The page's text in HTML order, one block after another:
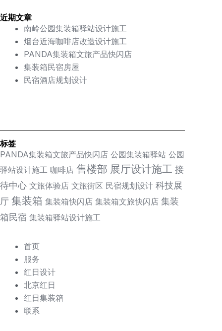
近期文章
南岭公园集装箱驿站设计施工
烟台近海咖啡店改造设计施工
PANDA集装箱文旅产品快闪店
集装箱民宿房屋
民宿酒店规划设计
标签
PANDA集装箱文旅产品快闪店 公园集装箱驿站 公园
驿站设计施工 咖啡店 售楼部 展厅设计施工 接
待中心 文旅体验店 文旅街区 民宿规划设计 科技展
厅 集装箱 集装箱快闪店 集装箱文旅快闪店 集装
箱民宿 集装箱驿站设计施工
首页
服务
红日设计
北京红日
红日集装箱
联系